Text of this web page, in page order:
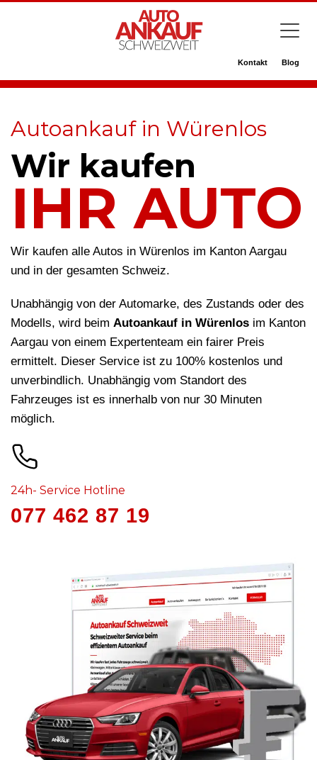
Kontakt Blog
Autoankauf in Würenlos
Wir kaufen
IHR AUTO
Wir kaufen alle Autos in Würenlos im Kanton Aargau
und in der gesamten Schweiz.
Unabhängig von der Automarke, des Zustands oder des
Modells, wird beim Autoankauf in Würenlos im Kanton
Aargau von einem Expertenteam ein fairer Preis
ermittelt. Dieser Service ist zu 100% kostenlos und
unverbindlich. Unabhängig vom Standort des
Fahrzeuges ist es innerhalb von nur 30 Minuten
möglich.
24h- Service Hotline
077 462 87 19